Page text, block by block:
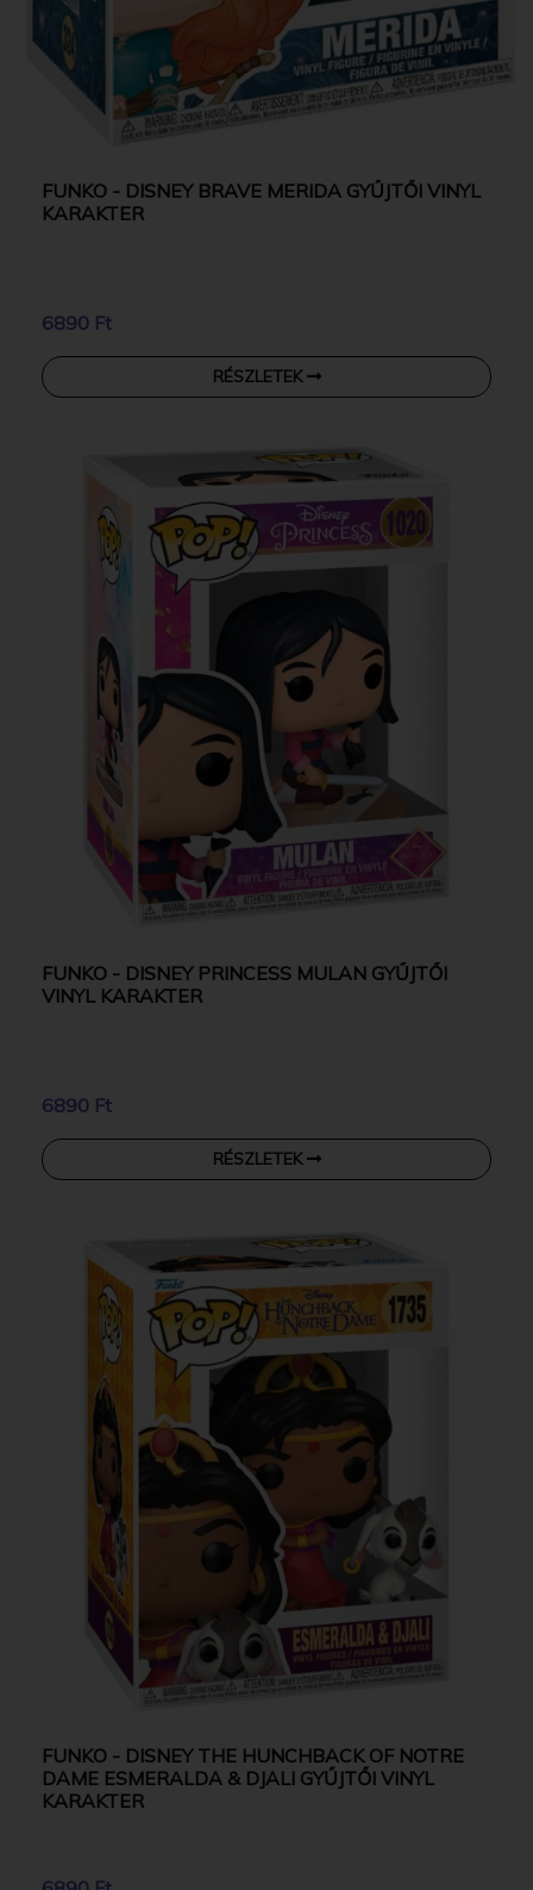
FUNKO - DISNEY BRAVE MERIDA GYŰJTŐI VINYL
KARAKTER
6890 Ft
RÉSZLETEK
FUNKO - DISNEY PRINCESS MULAN GYŰJTŐI
VINYL KARAKTER
6890 Ft
RÉSZLETEK
FUNKO - DISNEY THE HUNCHBACK OF NOTRE
DAME ESMERALDA & DJALI GYŰJTŐI VINYL
KARAKTER